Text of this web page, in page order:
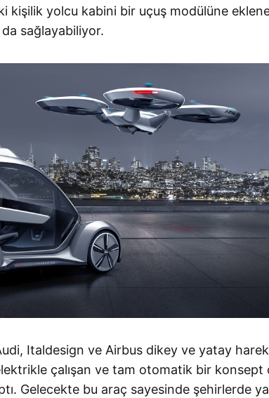
kişilik yolcu kabini bir uçuş modülüne
sağlayabiliyor.
Italdesign ve Airbus dikey ve yatay
çalışan ve tam otomatik bir konsept
Gelecekte bu araç sayesinde şehirlerde